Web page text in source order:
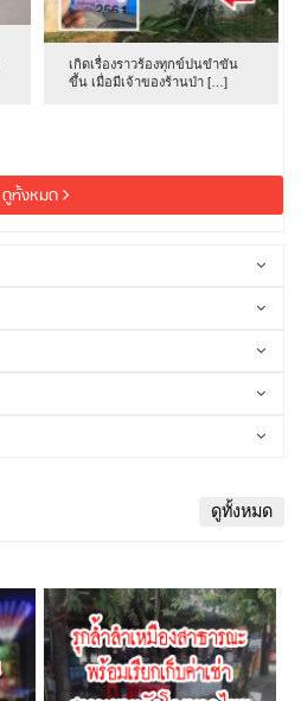
เกิดเรื่องราวร้องทุกข์ปนขำขัน
ขึ้น เมื่อมีเจ้าของร้านป่า […]
ดูทั้งหมด
ดูทั้งหมด